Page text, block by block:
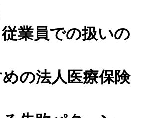
業員での扱いの
の法人医療保険